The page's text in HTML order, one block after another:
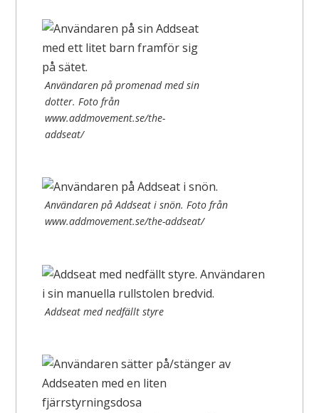
Användaren på promenad med sin
dotter. Foto från
www.addmovement.se/the-
addseat/
Användaren på Addseat i snön. Foto från
www.addmovement.se/the-addseat/
Addseat med nedfällt styre